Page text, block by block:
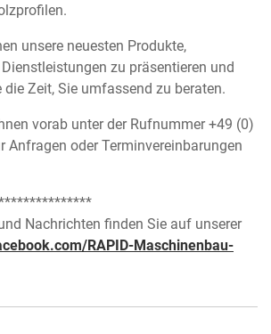
unsere neuesten Produkte,
zu präsentieren und
die Zeit, Sie umfassend zu beraten.
vorab unter der Rufnummer +49 (0)
Anfragen oder Terminvereinbarungen
Nachrichten finden Sie auf unserer
RAPID-Maschinenbau-